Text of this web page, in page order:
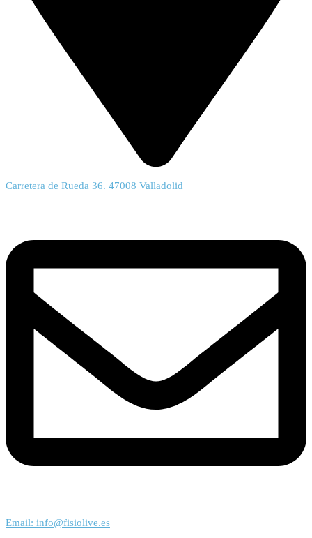
Carretera de Rueda 36. 47008 Valladolid
Email: info@fisiolive.es